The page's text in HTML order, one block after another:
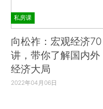
私房课
向松祚：宏观经济70
讲，带你了解国内外
经济大局
2022年04月06日